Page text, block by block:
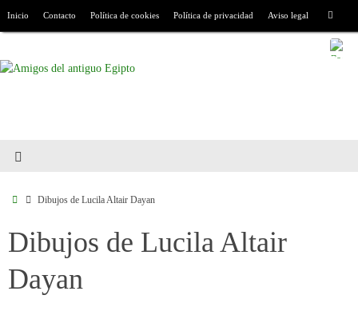
Inicio Contacto Política de cookies Política de privacidad Aviso legal
Dibujos de Lucila Altair Dayan
Dibujos de Lucila Altair
Dayan